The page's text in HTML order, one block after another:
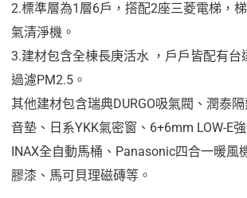
2.標準層為1層6戶，撘配2座三菱電梯，
氣清淨機。
3.建材包含全棟長庚活水 ，戶戶皆配有台
過濾PM2.5。
其他建材包含瑞典DURGO吸氣閥、潤泰
音墊、日系YKK氣密窗、6+6mm LOW-E
INAX全自動馬桶、Panasonic四合一暖風
膠漆、馬可貝理磁磚等。